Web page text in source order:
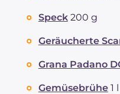
Speck 200 g
Geräucherte
Grana Padano
Gemüsebrühe 1 l